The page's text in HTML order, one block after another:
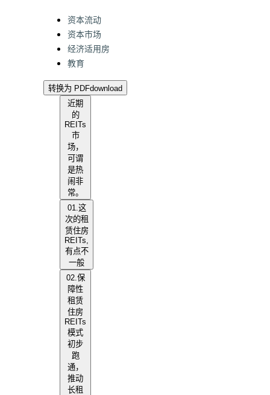
Categories:
资本流动
资本市场
经济适用房
教育
转换为 PDFdownload
近期
的
REITs
市
场，
可谓
是热
闹非
常。
01.这
次的租
赁住房
REITs,
有点不
一般
02.保
障性
租赁
住房
REITs
模式
初步
跑
通，
推动
长租